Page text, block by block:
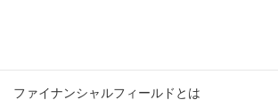
ファイナンシャルフィールドとは